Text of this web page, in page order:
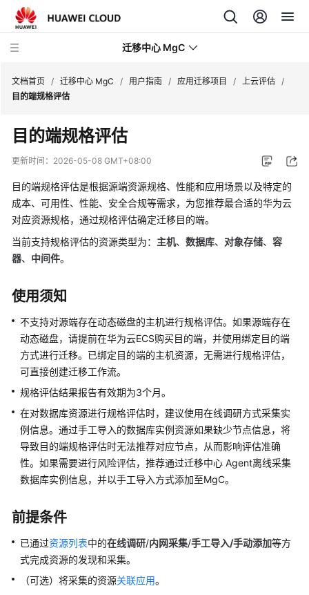
迁移中心 MgC
最
新
动
产
品
绍
速
门
用
户
指
总
览
权
管
理
配
置
文档首页 / 迁移中心 MgC / 用户指南 / 应用迁移项目 / 上云评估 /
目的端规格评估
目的端规格评估
更新时间： 2026-05-08 GMT+08:00
目的端规格评估是根据源端资源规格、性能和应用场景以及特定的
成本、可用性、性能、安全合规等需求，为您推荐最合适的华为云
对应资源规格，通过规格评估确定迁移目的端。
当前支持规格评估的资源类型为： 主机、 数据库、 对象存储、 容
器、 中间件。
使用须知
不支持对源端存在动态磁盘的主机进行规格评估。如果源端存在
动态磁盘，请提前在华为云ECS购买目的端，并使用绑定目的端
方式进行迁移。已绑定目的端的主机资源，无需进行规格评估，
可直接创建迁移工作流。
规格评估结果报告有效期为3个月。
在对数据库资源进行规格评估时，建议使用在线调研方式采集实
例信息。通过手工导入的数据库实例资源如果缺少节点信息，将
导致目的端规格评估时无法推荐对应节点，从而影响评估准确
性。如果需要进行风险评估，推荐通过迁移中心 Agent离线采集
数据库实例信息，并以手工导入方式添加至MgC。
前提条件
已通过资源列表中的在线调研/内网采集/手工导入/手动添加等方
式完成资源的发现和采集。
（可选）将采集的资源关联应用。